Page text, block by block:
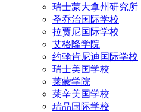
瑞士蒙大拿州研究所
圣乔治国际学校
拉贾尼国际学校
艾格隆学院
约翰肯尼迪国际学校
瑞士美国学校
莱蒙学院
莱辛美国学校
瑞晶国际学校